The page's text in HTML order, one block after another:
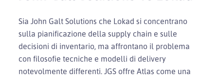
Sia John Galt Solutions che Lokad si concentrano
sulla pianificazione della supply chain e sulle
decisioni di inventario, ma affrontano il problema
con filosofie tecniche e modelli di delivery
notevolmente differenti. JGS offre Atlas come una